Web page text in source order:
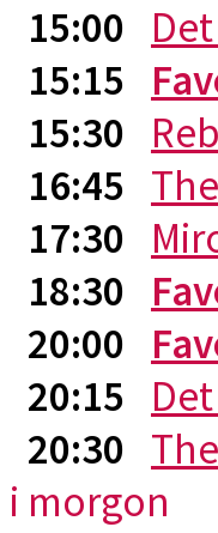
15:00
15:15
15:30
16:45
17:30
18:30
20:00
20:15
20:30
i morgon